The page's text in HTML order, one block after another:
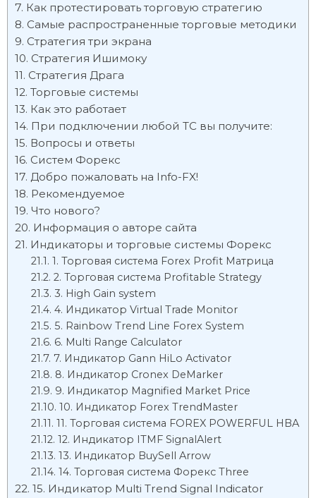
Как протестировать торговую стратегию
Самые распространенные торговые методики
Стратегия три экрана
Стратегия Ишимоку
Стратегия Драга
Торговые системы
Как это работает
При подключении любой ТС вы получите:
Вопросы и ответы
Систем Форекс
Добро пожаловать на Info-FX!
Рекомендуемое
Что нового?
Информация о авторе сайта
Индикаторы и торговые системы Форекс
1. Торговая система Forex Profit Матрица
2. Торговая система Profitable Strategy
3. High Gain system
4. Индикатор Virtual Trade Monitor
5. Rainbow Trend Line Forex System
6. Multi Range Calculator
7. Индикатор Gann HiLo Activator
8. Индикатор Cronex DeMarker
9. Индикатор Magnified Market Price
10. Индикатор Forex TrendMaster
11. Торговая система FOREX POWERFUL HBA
12. Индикатор ITMF SignalAlert
13. Индикатор BuySell Arrow
14. Торговая система Форекс Three
15. Индикатор Multi Trend Signal Indicator